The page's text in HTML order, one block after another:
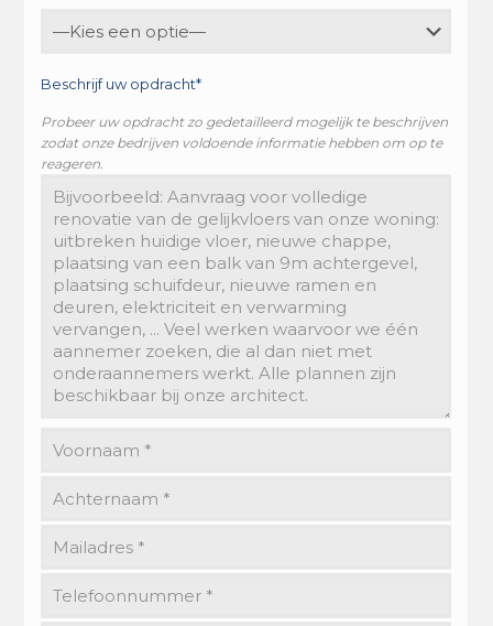
Beschrijf uw opdracht*
Probeer uw opdracht zo gedetailleerd mogelijk te beschrijven
zodat onze bedrijven voldoende informatie hebben om op te
reageren.